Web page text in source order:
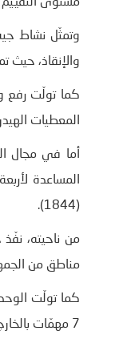
وتمثّل نشاط
والإنقاذ، حيث
المعطيات
(1844).
مناطق من الجمهوريّة
7 مهمّات بالخارج لجلب معدّات وتلاقيح ومستلزمات طبّية، في إطار مجابهة جائحة كورونا، بمجموع ساعات طيران تجاوزت 77 ساعة.